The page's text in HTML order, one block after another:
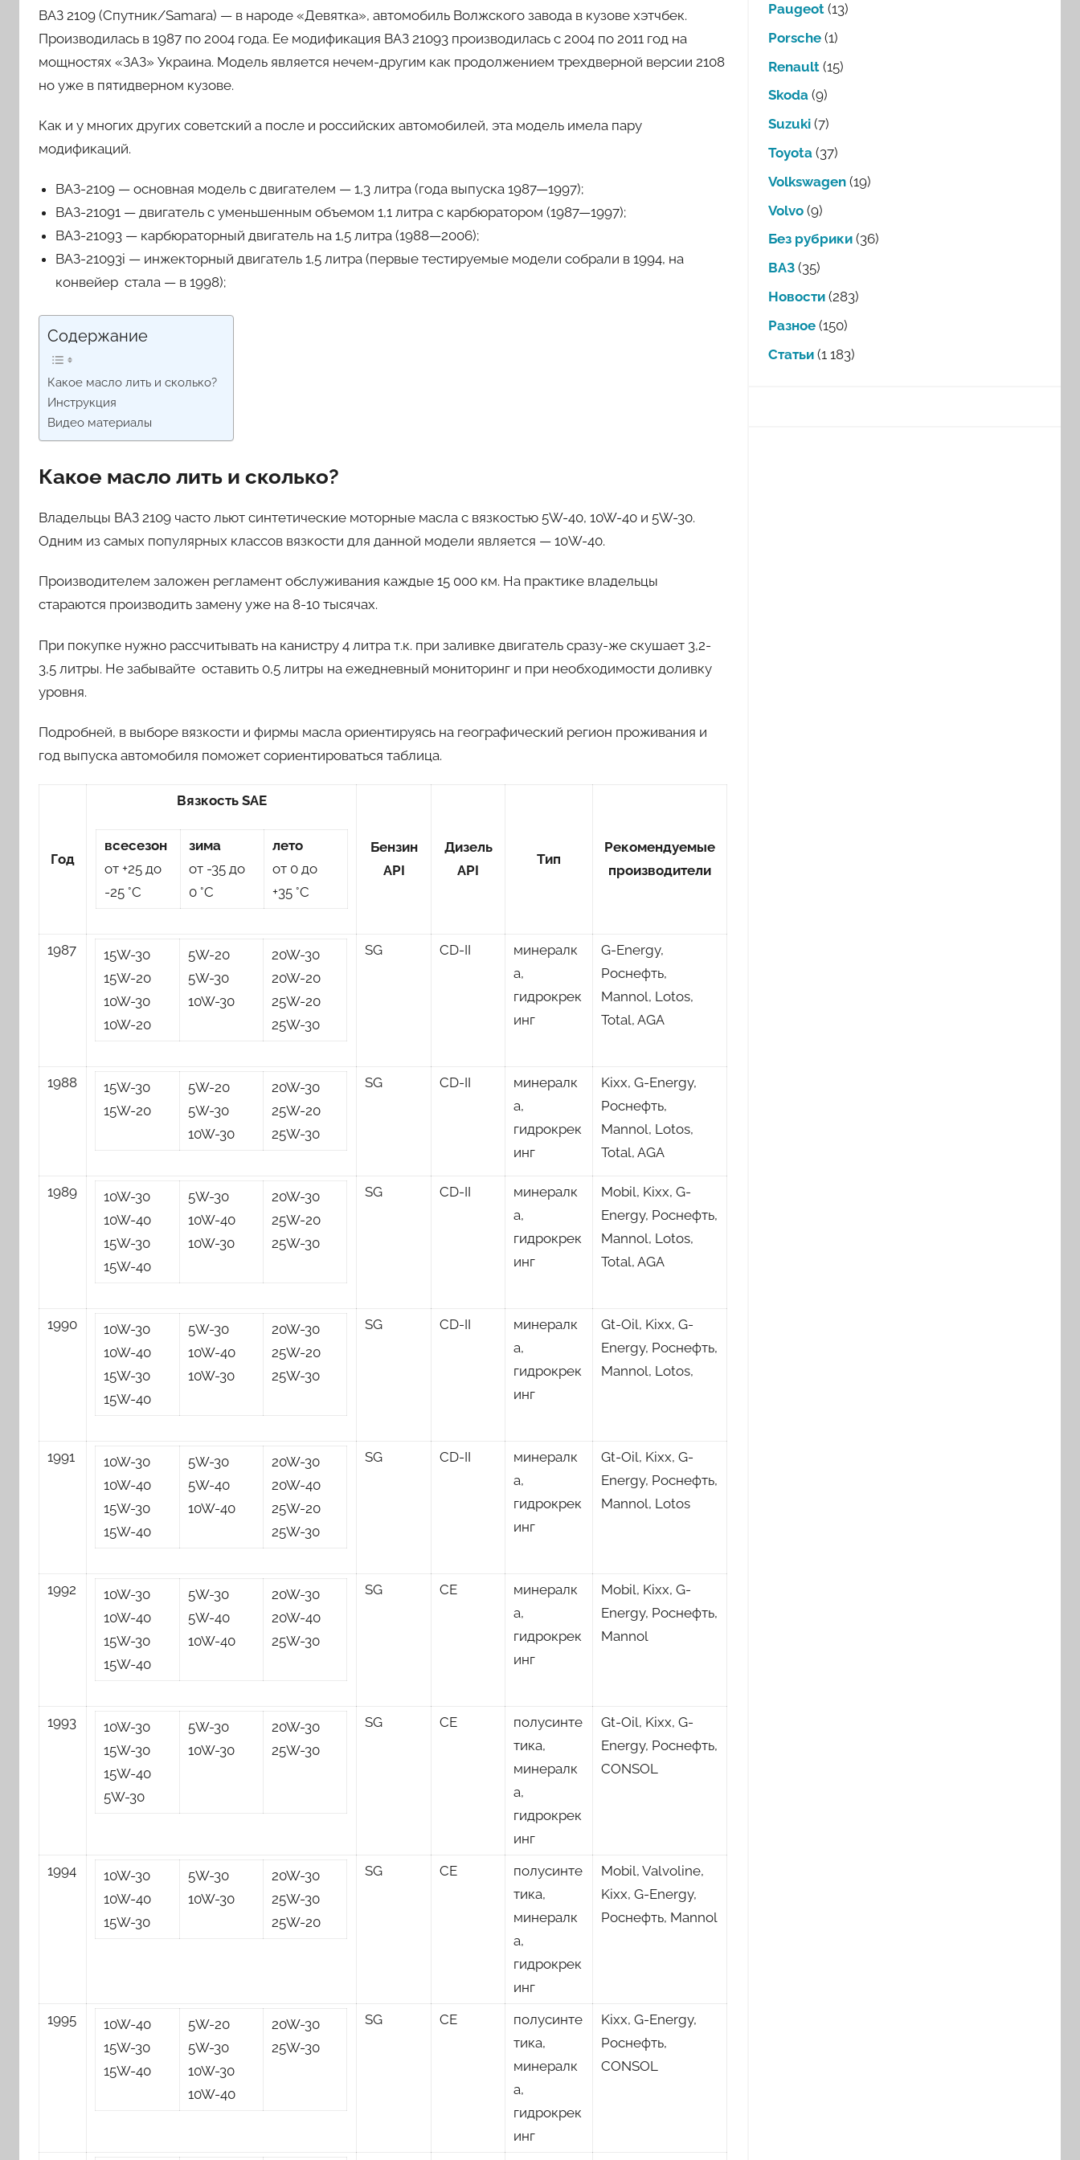
ВАЗ 2109 (Спутник/Samara) — в народе «Девятка», автомобиль Волжского завода в кузове хэтчбек.
Производилась в 1987 по 2004 года. Ее модификация ВАЗ 21093 производилась с 2004 по 2011 год на
мощностях «ЗАЗ» Украина. Модель является нечем-другим как продолжением трехдверной версии 2108
но уже в пятидверном кузове.
Как и у многих других советский а после и российских автомобилей, эта модель имела пару
модификаций.
ВАЗ-2109 — основная модель с двигателем — 1,3 литра (года выпуска 1987—1997);
ВАЗ-21091 — двигатель с уменьшенным объемом 1,1 литра с карбюратором (1987—1997);
ВАЗ-21093 — карбюраторный двигатель на 1,5 литра (1988—2006);
ВАЗ-21093i — инжекторный двигатель 1,5 литра (первые тестируемые модели собрали в 1994, на
конвейер стала — в 1998);
Содержание
Какое масло лить и сколько?
Инструкция
Видео материалы
Какое масло лить и сколько?
Владельцы ВАЗ 2109 часто льют синтетические моторные масла с вязкостью 5W-40, 10W-40 и 5W-30.
Одним из самых популярных классов вязкости для данной модели является — 10W-40.
Производителем заложен регламент обслуживания каждые 15 000 км. На практике владельцы
стараются производить замену уже на 8-10 тысячах.
При покупке нужно рассчитывать на канистру 4 литра т.к. при заливке двигатель сразу-же скушает 3,2-
3,5 литры. Не забывайте оставить 0,5 литры на ежедневный мониторинг и при необходимости доливку
уровня.
Подробней, в выборе вязкости и фирмы масла ориентируясь на географический регион проживания и
год выпуска автомобиля поможет сориентироваться таблица.
Год
Вязкость SAE
всесезон
от +25 до
-25 °C
зима
от -35 до
0 °C
лето
от 0 до
+35 °C
Бензин
API
Дизель
API
Тип
Рекомендуемые
производители
1987
15W-30
15W-20
10W-30
10W-20
5W-20
5W-30
10W-30
20W-30
20W-20
25W-20
25W-30
SG CD-II
минералк
а,
гидрокрек
инг
G-Energy,
Роснефть,
Mannol, Lotos,
Total, AGA
1988
15W-30
15W-20
5W-20
5W-30
10W-30
20W-30
25W-20
25W-30
SG CD-II
минералк
а,
гидрокрек
инг
Kixx, G-Energy,
Роснефть,
Mannol, Lotos,
Total, AGA
1989
10W-30
10W-40
15W-30
15W-40
5W-30
10W-40
10W-30
20W-30
25W-20
25W-30
SG CD-II
минералк
а,
гидрокрек
инг
Mobil, Kixx, G-
Energy, Роснефть,
Mannol, Lotos,
Total, AGA
1990
10W-30
10W-40
15W-30
15W-40
5W-30
10W-40
10W-30
20W-30
25W-20
25W-30
SG CD-II
минералк
а,
гидрокрек
инг
Gt-Oil, Kixx, G-
Energy, Роснефть,
Mannol, Lotos,
1991
10W-30
10W-40
15W-30
15W-40
5W-30
5W-40
10W-40
20W-30
20W-40
25W-20
25W-30
SG CD-II
минералк
а,
гидрокрек
инг
Gt-Oil, Kixx, G-
Energy, Роснефть,
Mannol, Lotos
1992
10W-30
10W-40
15W-30
15W-40
5W-30
5W-40
10W-40
20W-30
20W-40
25W-30
SG CE
минералк
а,
гидрокрек
инг
Mobil, Kixx, G-
Energy, Роснефть,
Mannol
1993
10W-30
15W-30
15W-40
5W-30
5W-30
10W-30
20W-30
25W-30
SG CE
полусинте
тика,
минералк
а,
гидрокрек
инг
Gt-Oil, Kixx, G-
Energy, Роснефть,
CONSOL
1994
10W-30
10W-40
15W-30
5W-30
10W-30
20W-30
25W-30
25W-20
SG CE
полусинте
тика,
минералк
а,
гидрокрек
инг
Mobil, Valvoline,
Kixx, G-Energy,
Роснефть, Mannol
1995
10W-40
15W-30
15W-40
5W-20
5W-30
10W-30
10W-40
20W-30
25W-30
SG CE
полусинте
тика,
минералк
а,
гидрокрек
инг
Kixx, G-Energy,
Роснефть,
CONSOL
Paugeot(13)
Porsche(1)
Renault(15)
Skoda(9)
Suzuki(7)
Toyota(37)
Volkswagen(19)
Volvo(9)
Без рубрики(36)
ВАЗ(35)
Новости(283)
Разное(150)
Статьи(1 183)